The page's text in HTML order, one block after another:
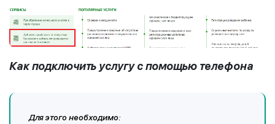
Как подключить услугу с помощью телефона
Для этого необходимо: